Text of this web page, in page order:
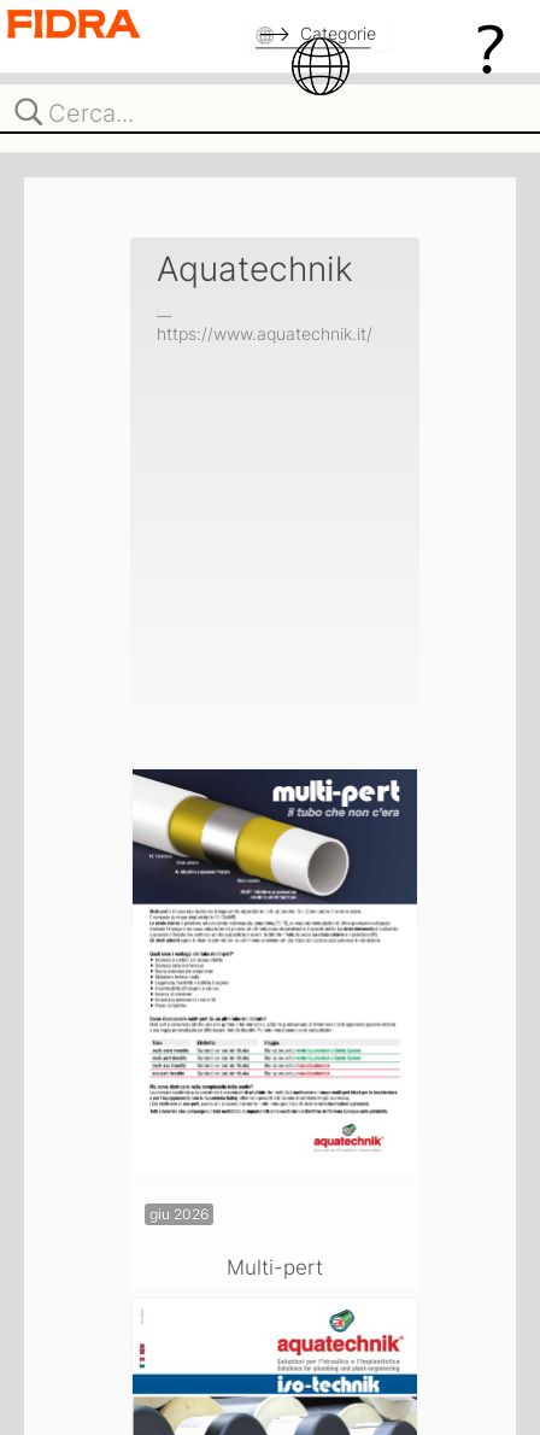
Categorie
Aquatechnik
https://www.aquatechnik.it/
giu 2026
Multi-pert